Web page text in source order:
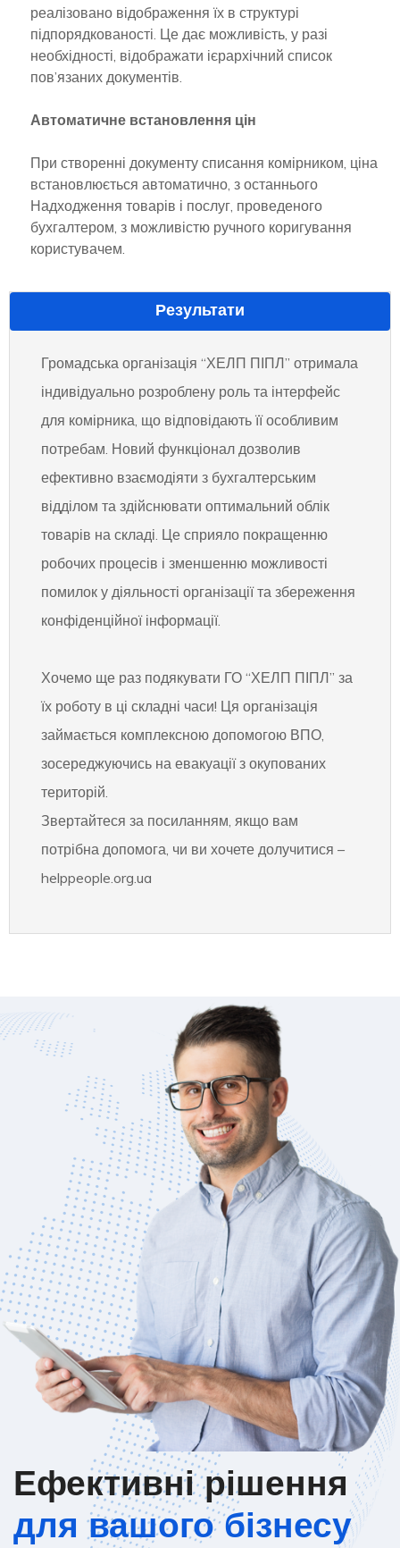
реалізовано відображення їх в структурі
підпорядкованості. Це дає можливість, у разі
необхідності, відображати ієрархічний список
пов’язаних документів.
Автоматичне встановлення цін
При створенні документу списання комірником, ціна
встановлюється автоматично, з останнього
Надходження товарів і послуг, проведеного
бухгалтером, з можливістю ручного коригування
користувачем.
Результати
Громадська організація “ХЕЛП ПІПЛ” отримала
індивідуально розроблену роль та інтерфейс
для комірника, що відповідають її особливим
потребам. Новий функціонал дозволив
ефективно взаємодіяти з бухгалтерським
відділом та здійснювати оптимальний облік
товарів на складі. Це сприяло покращенню
робочих процесів і зменшенню можливості
помилок у діяльності організації та збереження
конфіденційної інформації.
Хочемо ще раз подякувати ГО “ХЕЛП ПІПЛ” за
їх роботу в ці складні часи! Ця організація
займається комплексною допомогою ВПО,
зосереджуючись на евакуації з окупованих
територій.
Звертайтеся за посиланням, якщо вам
потрібна допомога, чи ви хочете долучитися –
helppeople.org.ua
Ефективні рішення
для вашого бізнесу